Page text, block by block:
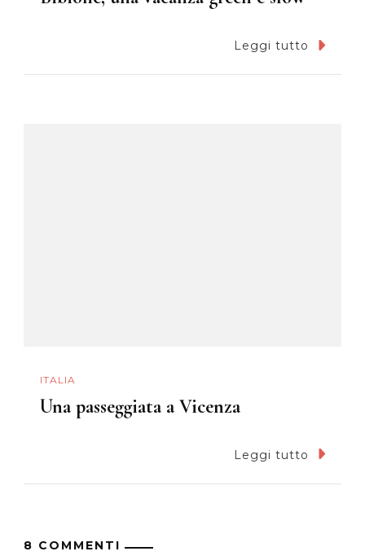
Leggi tutto
ITALIA
Una passeggiata a Vicenza
Leggi tutto
8 COMMENTI